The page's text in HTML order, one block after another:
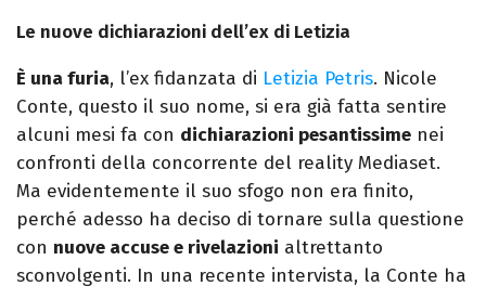
Le nuove dichiarazioni dell’ex di Letizia
È una furia, l’ex fidanzata di Letizia Petris. Nicole
Conte, questo il suo nome, si era già fatta sentire
alcuni mesi fa con dichiarazioni pesantissime nei
confronti della concorrente del reality Mediaset.
Ma evidentemente il suo sfogo non era finito,
perché adesso ha deciso di tornare sulla questione
con nuove accuse e rivelazioni altrettanto
sconvolgenti. In una recente intervista, la Conte ha